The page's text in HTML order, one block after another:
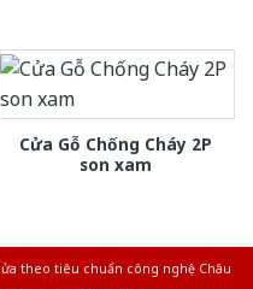
Cửa Gỗ Chống Cháy 2P
son xam
theo tiêu chuẩn công nghệ Châu